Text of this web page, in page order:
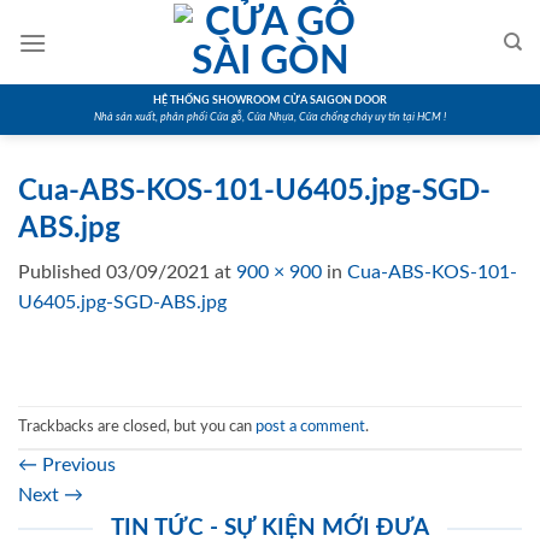
HỆ THỐNG SHOWROOM CỬA SAIGON DOOR
Nhà sản xuất, phân phối Cửa gỗ, Cửa Nhựa, Cửa chống cháy uy tín tại HCM !
Cua-ABS-KOS-101-U6405.jpg-SGD-
ABS.jpg
Published 03/09/2021 at 900 × 900 in Cua-ABS-KOS-101-
U6405.jpg-SGD-ABS.jpg
Trackbacks are closed, but you can post a comment.
← Previous
Next →
TIN TỨC - SỰ KIỆN MỚI ĐƯA